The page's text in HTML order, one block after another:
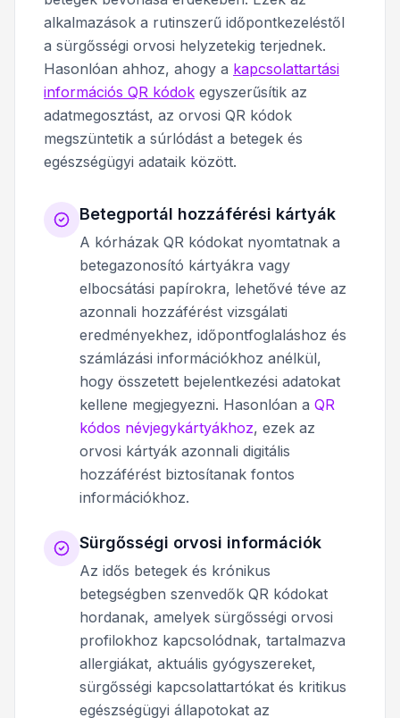
alkalmazások a rutinszerű időpontkezeléstől
a sürgősségi orvosi helyzetekig terjednek.
Hasonlóan ahhoz, ahogy a kapcsolattartási
információs QR kódok egyszerűsítik az
adatmegosztást, az orvosi QR kódok
megszüntetik a súrlódást a betegek és
egészségügyi adataik között.
Betegportál hozzáférési kártyák
A kórházak QR kódokat nyomtatnak a
betegazonosító kártyákra vagy
elbocsátási papírokra, lehetővé téve az
azonnali hozzáférést vizsgálati
eredményekhez, időpontfoglaláshoz és
számlázási információkhoz anélkül,
hogy összetett bejelentkezési adatokat
kellene megjegyezni. Hasonlóan a QR
kódos névjegykártyákhoz, ezek az
orvosi kártyák azonnali digitális
hozzáférést biztosítanak fontos
információkhoz.
Sürgősségi orvosi információk
Az idős betegek és krónikus
betegségben szenvedők QR kódokat
hordanak, amelyek sürgősségi orvosi
profilokhoz kapcsolódnak, tartalmazva
allergiákat, aktuális gyógyszereket,
sürgősségi kapcsolattartókat és kritikus
egészségügyi állapotokat az